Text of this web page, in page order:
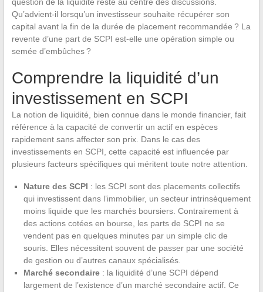
Qu’advient-il lorsqu’un investisseur souhaite récupérer son
capital avant la fin de la durée de placement recommandée ? La
revente d’une part de SCPI est-elle une opération simple ou
semée d’embûches ?
Comprendre la liquidité d’un
investissement en SCPI
La notion de liquidité, bien connue dans le monde financier, fait
référence à la capacité de convertir un actif en espèces
rapidement sans affecter son prix. Dans le cas des
investissements en SCPI, cette capacité est influencée par
plusieurs facteurs spécifiques qui méritent toute notre attention.
Nature des SCPI : les SCPI sont des placements collectifs
qui investissent dans l’immobilier, un secteur intrinsèquement
moins liquide que les marchés boursiers. Contrairement à
des actions cotées en bourse, les parts de SCPI ne se
vendent pas en quelques minutes par un simple clic de
souris. Elles nécessitent souvent de passer par une société
de gestion ou d’autres canaux spécialisés.
Marché secondaire: la liquidité d’une SCPI dépend
largement de l’existence d’un marché secondaire actif. Ce